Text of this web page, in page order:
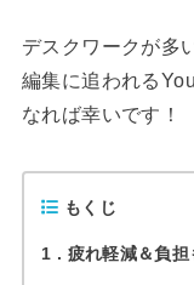
デスクワークが多
編集に追われる
なれば幸いです！
もくじ
1 疲れ軽減＆負